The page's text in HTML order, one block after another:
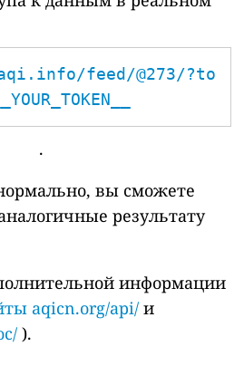
feed/@273/?to
.
вы сможете
результату
информации
aqicn.org/api/ и
).